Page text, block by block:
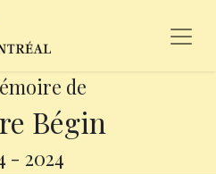
de
Bégin
- 2024